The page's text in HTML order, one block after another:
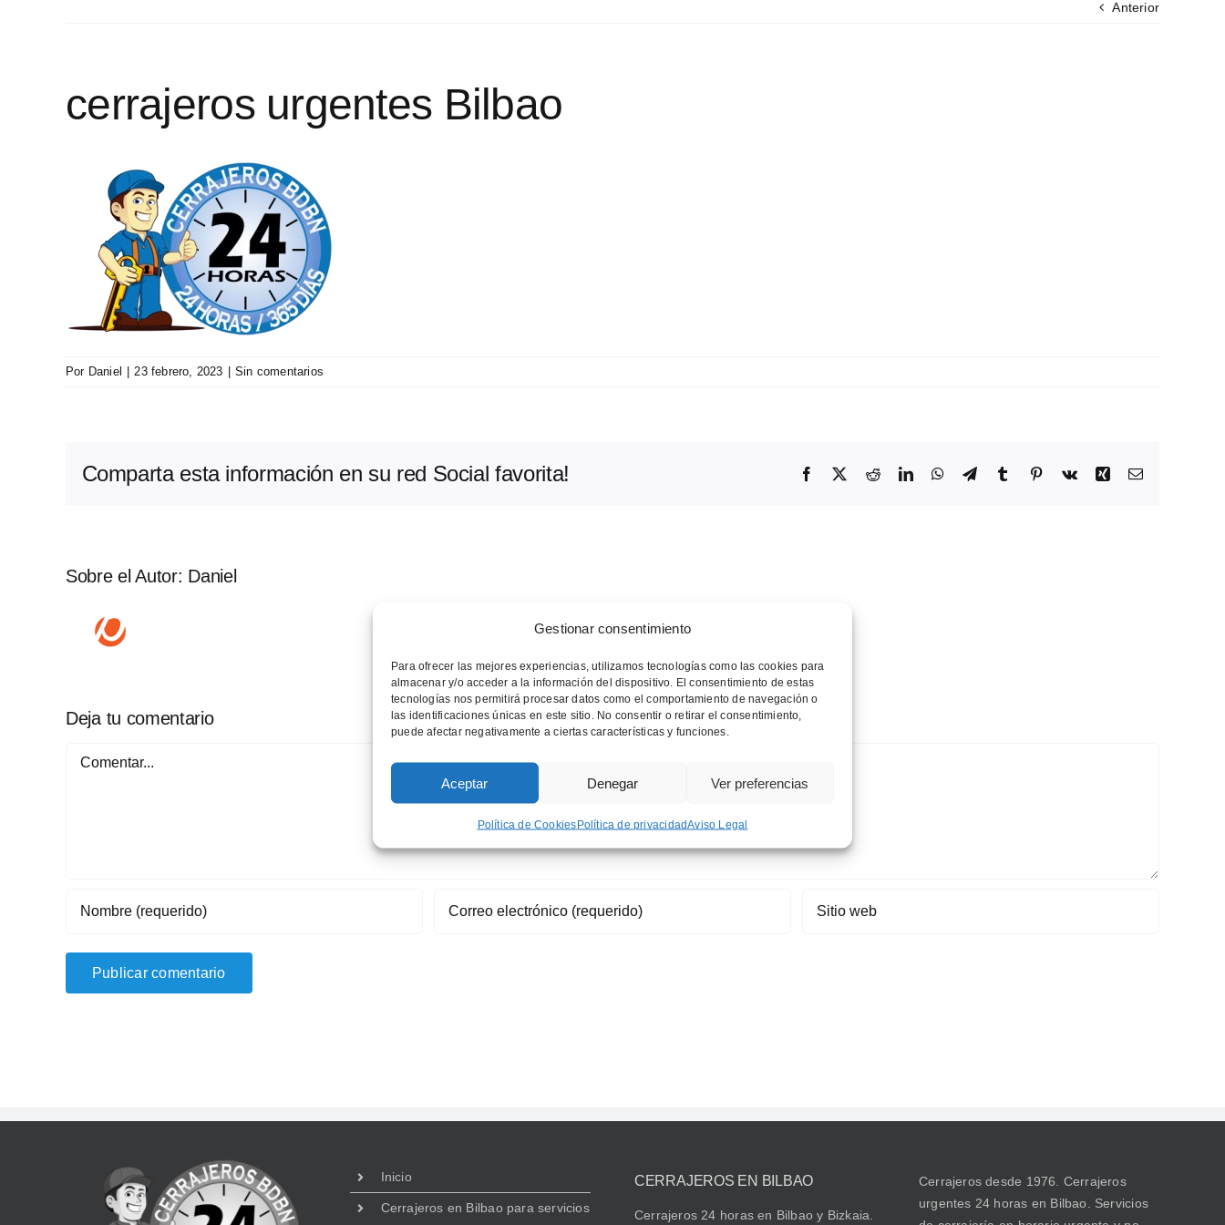
Gestionar consentimiento
Para ofrecer las mejores experiencias, utilizamos tecnologías como las cookies para
almacenar y/o acceder a la información del dispositivo. El consentimiento de estas
tecnologías nos permitirá procesar datos como el comportamiento de navegación o
las identificaciones únicas en este sitio. No consentir o retirar el consentimiento,
puede afectar negativamente a ciertas características y funciones.
Aceptar Denegar Ver preferencias
Política de CookiesPolítica de privacidadAviso Legal
Anterior
cerrajeros urgentes Bilbao
Por Daniel 23 febrero, 2023 Sin comentarios
Comparta esta información en su red Social favorita! Facebook RedditLinkedInWhatsApp
TelegramTumblrPinterest
Vk Xing Correo
Sobre el Autor: Daniel
Deja tu comentario
Inicio
Cerrajeros en Bilbao para servicios
CERRAJEROS EN BILBAO
Cerrajeros 24 horas en Bilbao y Bizkaia.
Cerrajeros desde 1976. Cerrajeros
urgentes 24 horas en Bilbao. Servicios